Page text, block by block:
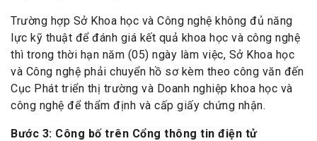
Trường hợp Sở Khoa học và Công nghệ không đủ năng
lực kỹ thuật để đánh giá kết quả khoa học và công nghệ
thì trong thời hạn năm (05) ngày làm việc, Sở Khoa học
và Công nghệ phải chuyển hồ sơ kèm theo công văn đến
Cục Phát triển thị trường và Doanh nghiệp khoa học và
công nghệ để thẩm định và cấp giấy chứng nhận.
Bước 3: Công bố trên Cổng thông tin điện tử